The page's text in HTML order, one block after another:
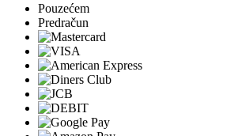
Pouzećem
Predračun